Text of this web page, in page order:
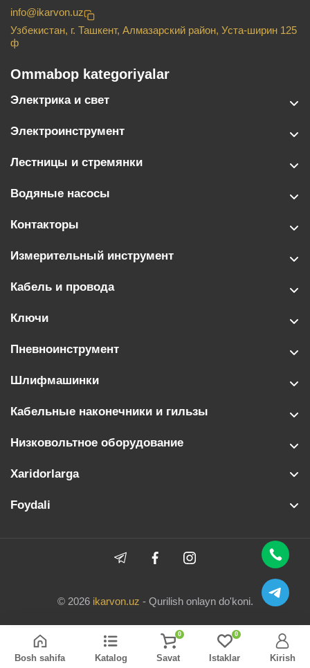
info@ikarvon.uz
Узбекистан, г. Ташкент, Алмазарский район, Уста-ширин 125
ф
Ommabop kategoriyalar
Электрика и свет
Электроинструмент
Лестницы и стремянки
Водяные насосы
Контакторы
Измерительный инструмент
Кабель и провода
Ключи
Пневноинструмент
Шлифмашинки
Кабельные наконечники и гильзы
Низковольтное оборудование
Xaridorlarga
Foydali
© 2026 ikarvon.uz - Qurilish onlayn do'koni.
Bosh sahifa Katalog
0
Savat
0
Istaklar Kirish